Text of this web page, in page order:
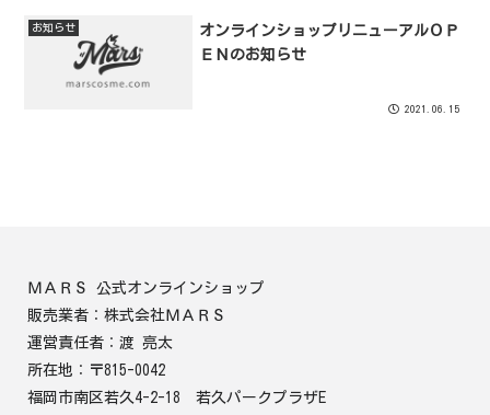
お知らせ
オンラインショップリニューアルＯＰ
ＥＮのお知らせ
2021.06.15
ＭＡＲＳ 公式オンラインショップ
販売業者：株式会社ＭＡＲＳ
運営責任者：渡 亮太
所在地：〒815-0042
福岡市南区若久4-2-18 若久パークプラザE